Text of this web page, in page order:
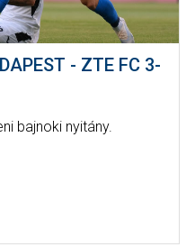
- ZTE FC 3-
bajnoki nyitány.